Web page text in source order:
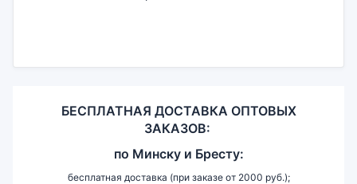
БЕСПЛАТНАЯ ДОСТАВКА ОПТОВЫХ
ЗАКАЗОВ:
по Минску и Бресту:
бесплатная доставка (при заказе от 2000 руб.);